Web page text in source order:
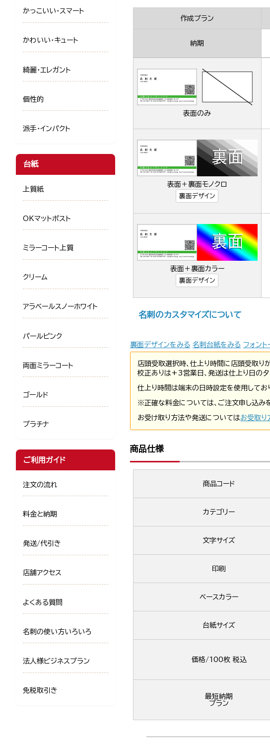
作成プラン
納期
表面のみ
表面＋裏面モノクロ
裏面デザイン
表面＋裏面カラー
裏面デザイン
名刺のカスタマイズについて
裏面デザインをみる 名刺台紙をみる フォン
店頭受取選択時、仕上り時間に店頭受取り
校正ありは+3営業日、発送は仕上り日の夕
仕上り時間は端末の日時設定を使用してお
※正確な料金については、ご注文申し込み
お受け取り方法や発送についてはお受取り
商品仕様
商品コード
カテゴリー
文字サイズ
印刷
ベースカラー
台紙サイズ
価格/100枚 税込
最短納期
プラン
かっこいい・スマート
かわいい・キュート
綺麗・エレガント
個性的
派手・インパクト
台紙
上質紙
OKマットポスト
ミラーコート上質
クリーム
アラベールスノーホワイト
パールピンク
両面ミラーコート
ゴールド
プラチナ
ご利用ガイド
注文の流れ
料金と納期
発送/代引き
店舗アクセス
よくある質問
名刺の使い方いろいろ
法人様ビジネスプラン
免税取引き